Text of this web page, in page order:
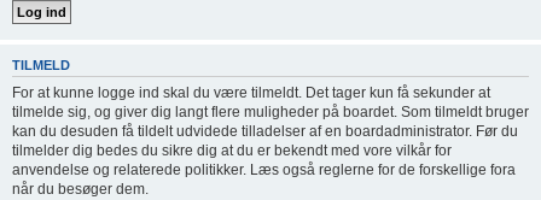
TILMELD
For at kunne logge ind skal du være tilmeldt. Det tager kun få sekunder at
tilmelde sig, og giver dig langt flere muligheder på boardet. Som tilmeldt bruger
kan du desuden få tildelt udvidede tilladelser af en boardadministrator. Før du
tilmelder dig bedes du sikre dig at du er bekendt med vore vilkår for
anvendelse og relaterede politikker. Læs også reglerne for de forskellige fora
når du besøger dem.